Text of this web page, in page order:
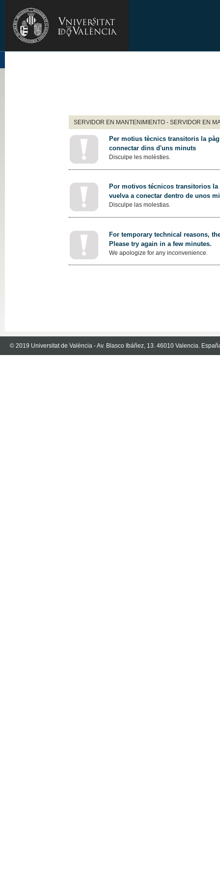
SERVIDOR EN MANTENIMIENTO - SERVIDOR EN
Per motius tècnics transitoris la
connectar dins d'uns minuts
Disculpe les molèsties.
Por motivos técnicos transitorios
vuelva a conectar dentro de unos
Disculpe las molestias.
For temporary technical reasons,
Please try again in a few minutes.
We apologize for any inconvenience.
© 2019 Universitat de València - Av. Blasco Ibáñez, 13. 46010 Valencia.